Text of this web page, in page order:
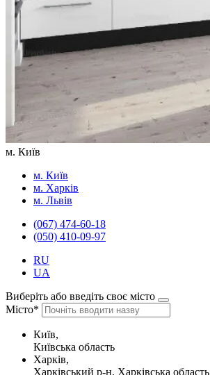
м. Київ
м. Київ
м. Харків
м. Львів
(067) 474-60-18
(050) 410-09-97
RU
UA
Виберіть або введіть своє місто
Місто*
Київ,
Київська область
Харків,
Харківський р-н, Харківська область